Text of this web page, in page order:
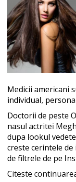
Medicii americani
individual,
Doctorii de peste
nasul actritei
dupa lookul
creste cerintele
de filtrele de pe
Citeste